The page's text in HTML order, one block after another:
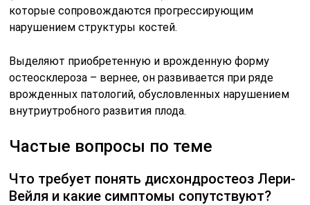
которые сопровождаются прогрессирующим
нарушением структуры костей.
Выделяют приобретенную и врожденную форму
остеосклероза – вернее, он развивается при ряде
врожденных патологий, обусловленных нарушением
внутриутробного развития плода.
Частые вопросы по теме
Что требует понять дисхондростеоз Лери-
Вейля и какие симптомы сопутствуют?